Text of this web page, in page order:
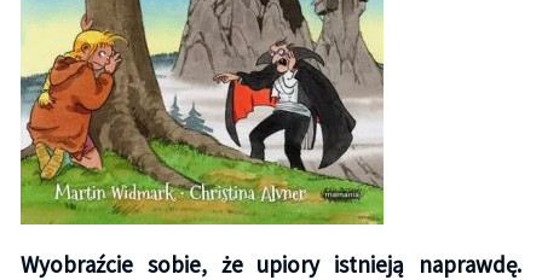
Wyobraźcie sobie, że upiory istnieją naprawdę.